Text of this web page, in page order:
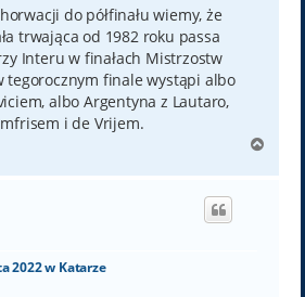
do półfinału wiemy, że
trwająca od 1982 roku passa
Interu w finałach Mistrzostw
tegorocznym finale wystąpi albo
albo Argentyna z Lautaro,
i de Vrijem.
g
2022 w Katarze